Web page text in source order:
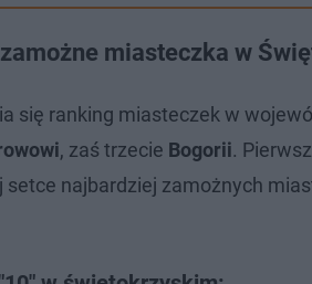
miasteczka w
się ranking miasteczek w
, zaś trzecie Bogorii.
najbardziej zamożnych